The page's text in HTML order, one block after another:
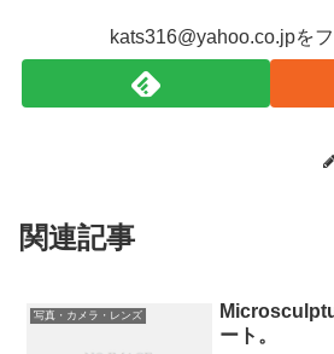
kats316@yahoo.co.jpを
関連記事
写真・カメラ・レンズ
ート。